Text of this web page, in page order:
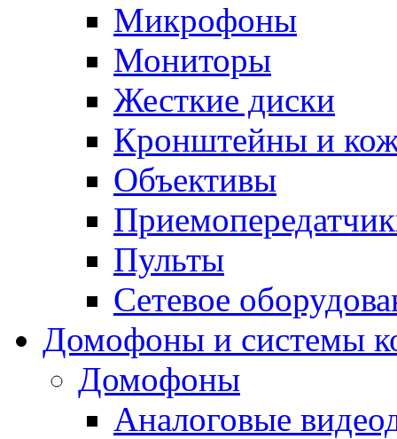
Микрофоны
Мониторы
Жесткие диски
Кронштейны и
Объективы
Пульты
Сетевое
Домофоны и системы
Домофоны
Аналоговые